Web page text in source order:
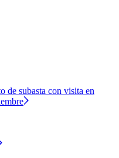
de subasta con visita en